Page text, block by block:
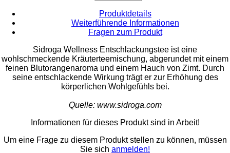
Produktdetails
Weiterführende Informationen
Fragen zum Produkt
Sidroga Wellness Entschlackungstee ist eine
wohlschmeckende Kräuterteemischung, abgerundet mit einem
feinen Blutorangenaroma und einem Hauch von Zimt. Durch
seine entschlackende Wirkung trägt er zur Erhöhung des
körperlichen Wohlgefühls bei.
Quelle: www.sidroga.com
Informationen für dieses Produkt sind in Arbeit!
Um eine Frage zu diesem Produkt stellen zu können, müssen
Sie sich anmelden!